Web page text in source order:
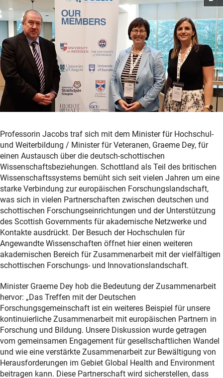
Professorin Jacobs traf sich mit dem Minister für Hochschul-
und Weiterbildung / Minister für Veteranen, Graeme Dey, für
einen Austausch über die deutsch-schottischen
Wissenschaftsbeziehungen. Schottland als Teil des britischen
Wissenschaftssystems bemüht sich seit vielen Jahren um eine
starke Verbindung zur europäischen Forschungslandschaft,
was sich in vielen Partnerschaften zwischen deutschen und
schottischen Forschungseinrichtungen und der Unterstützung
des Scottish Governments für akademische Netzwerke und
Kontakte ausdrückt. Der Besuch der Hochschulen für
Angewandte Wissenschaften öffnet hier einen weiteren
akademischen Bereich für Zusammenarbeit mit der vielfältigen
schottischen Forschungs- und Innovationslandschaft.
Minister Graeme Dey hob die Bedeutung der Zusammenarbeit
hervor: „Das Treffen mit der Deutschen
Forschungsgemeinschaft ist ein weiteres Beispiel für unsere
kontinuierliche Zusammenarbeit mit europäischen Partnern in
Forschung und Bildung. Unsere Diskussion wurde getragen
vom gemeinsamen Engagement für gesellschaftlichen Wandel
und wie eine verstärkte Zusammenarbeit zur Bewältigung von
Herausforderungen im Gebiet Global Health and Environment
beitragen kann. Diese Partnerschaft wird sicherstellen, dass